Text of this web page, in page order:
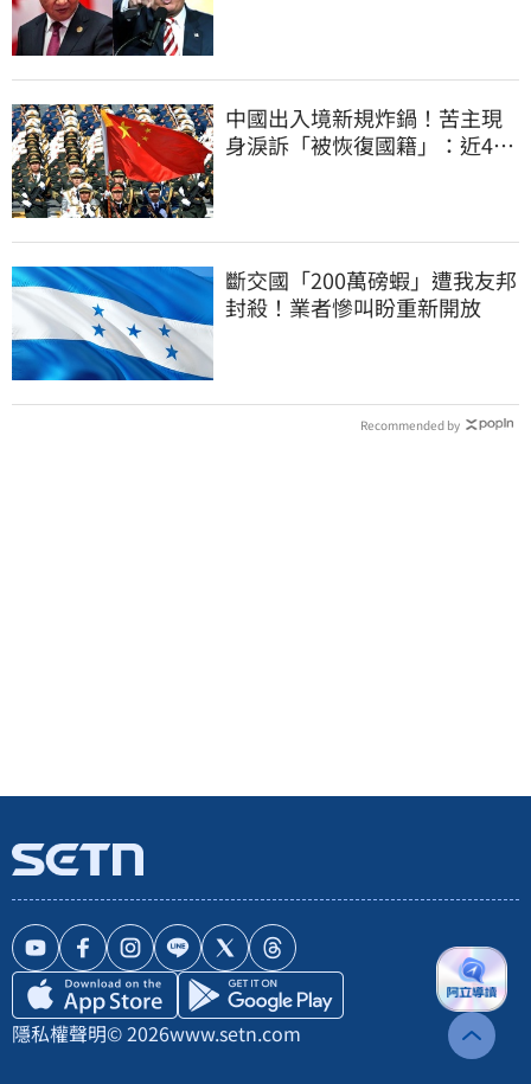
中國出入境新規炸鍋！苦主現
身淚訴「被恢復國籍」：近4億
斷交國「200萬磅蝦」遭我友邦
封殺！業者慘叫盼重新開放
Recommended by
隱私權聲明© 2026www.setn.com